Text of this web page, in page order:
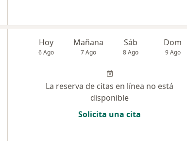
Hoy
6 Ago
Mañana
7 Ago
Sáb
8 Ago
Dom
9 Ago
La reserva de citas en línea no está
disponible
Solicita una cita